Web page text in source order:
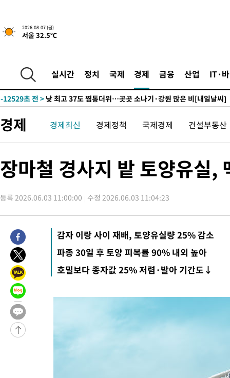
2026.08.07 (금)
서울 32.5℃
실시간 정치 국제 경제 금융 산업 IT·
실천"
-23063초 전 >이란, "오만과 '중앙 단일 루트' 합의…북쪽 인바운드·남쪽 아
운드는 임시"
-14631초 전 >"낮 기온 소폭 하락"…수도권 폭염중대경보, 폭염경보로 하향
-14558초 전 >
[단독]중수청 지원 검사들, 정원 초과 시 낮은 계급 임용…희망
-12529초 전 >
-10835초 전 > SK하이닉스, 용인·청주 팹에 54조 투자…"AI 메모리 수요 선
-6944초 전 >
외국인 심판 성 접대 7경기 들여다보니…한국 축구 '5승 2무'
-6678초 전 >[속보]코스닥, 2.86포인트(0.36%) 내린 798.81마감
-6611초 전 >[속보]원·달러 환율, 7.7원 내린 1416.1원 마감
-3590초 전 >[속보]종합특검, '계엄 수용공간 확보' 신용해 前교정본부장 기
-2463초 전 >외신들도 주목한 韓축구 파문…"국민적 공분에 수사 재개"
-2434초 전 >
11시간 압수수색에 성접대 파문까지…'쑥대밭' 된 축구협회
-1456초 전 >
[속보]규제합리화위원회 부위원장에 김태유 서울대 공대 교수
태 후임
-31548초 전 >
이강인, 폭염 속 AT마드리드 첫 훈련…80명 식사 대접까지(종
-28687초 전 >
미 사업체 일자리, 7월에 2.3만개 순감하고 그 전 2개월 10.3
하향수정 (2보)
-28135초 전 >
-23998초 전 >
[속보]이 대통령 "부동산 공급 기존 사고방식 매달리지 말고 과
실천"
-23083초 전 >
운드는 임시"
-14651초 전 >
"낮 기온 소폭 하락"…수도권 폭염중대경보, 폭염경보로 하향
낮 최고 37도 찜통더위…곳곳 소나기·강원 많은 비[내일날씨]
경제 경제최신 경제정책 국제경제 건설부동산
장마철 경사지 밭 토양유실
등록 2026.06.03 11:00:00 수정 2026.06.03 11:04:23
감자 이랑 사이 재배, 토양유실량 25% 감소
파종 30일 후 토양 피복률 90% 내외 높아
호밀보다 종자값 25% 저렴·발아 기간도↓